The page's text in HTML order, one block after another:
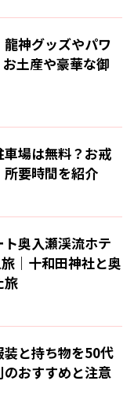
龍神グッズやパワ
土産や豪華な御
車場は無料？お戒
要時間を紹介
ト奥入瀬渓流ホテ
｜十和田神社と奥
旅
装と持ち物を50代
おすすめと注意